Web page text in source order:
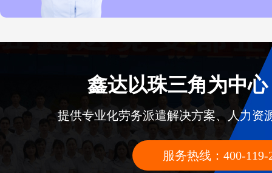
鑫达以珠三角为中
提供专业化劳务派遣解决方案、人力资
服务热线：400-119-